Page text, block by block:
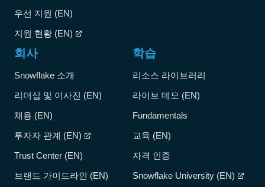
우선 지원 (EN)
지원 현황 (EN)
회사
Snowflake 소개
리더십 및 이사진 (EN)
채용 (EN)
투자자 관계 (EN)
Trust Center (EN)
브랜드 가이드라인 (EN)
학습
리소스 라이브러리
라이브 데모 (EN)
Fundamentals
교육 (EN)
자격 인증
Snowflake University (EN)